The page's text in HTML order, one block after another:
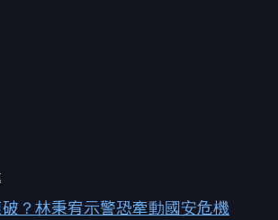
？林秉宥示警恐牽動國安危機